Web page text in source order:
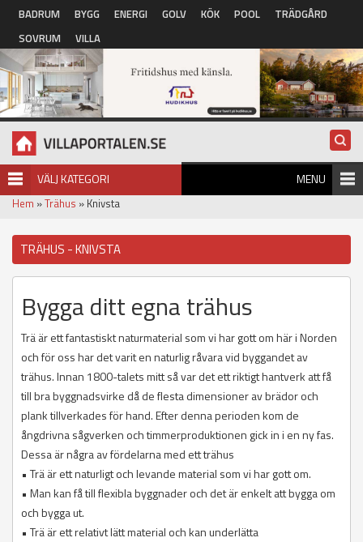
Hoppa till huvudinnehåll
BADRUM BYGG ENERGI GOLV KÖK POOL
TRÄDGÅRD
SOVRUM
VILLA
VÄLJ KATEGORI MENU
Hem »Trähus » Knivsta
TRÄHUS - KNIVSTA
Bygga ditt egna trähus
Trä är ett fantastiskt naturmaterial som vi har gott om här i Norden
och för oss har det varit en naturlig råvara vid byggandet av
trähus. Innan 1800-talets mitt så var det ett riktigt hantverk att få
till bra byggnadsvirke då de flesta dimensioner av brädor och
plank tillverkades för hand. Efter denna perioden kom de
ångdrivna sågverken och timmerproduktionen gick in i en ny fas.
Dessa är några av fördelarna med ett trähus
• Trä är ett naturligt och levande material som vi har gott om.
• Man kan få till flexibla byggnader och det är enkelt att bygga om
och bygga ut.
• Trä är ett relativt lätt material och kan underlätta